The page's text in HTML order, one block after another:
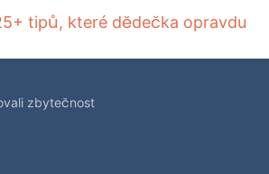
tipů, které dědečka opravdu
zbytečnost